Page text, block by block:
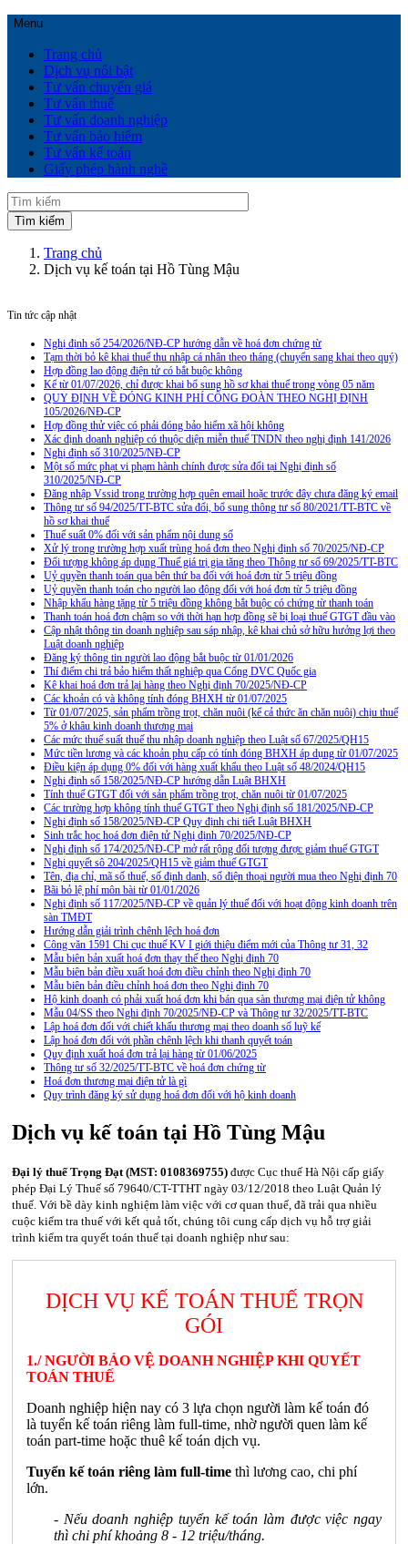
Menu
Trang chủ
Dịch vụ nổi bật
Tư vấn chuyển giá
Tư vấn thuế
Tư vấn doanh nghiệp
Tư vấn bảo hiểm
Tư vấn kế toán
Giấy phép hành nghề
Trang chủ
Dịch vụ kế toán tại Hồ Tùng Mậu
Tin tức cập nhật
Nghị định số 254/2026/NĐ-CP hướng dẫn về hoá đơn chứng từ
Tạm thời bỏ kê khai thuế thu nhập cá nhân theo tháng (chuyển sang khai theo quý)
Hợp đồng lao động điện tử có bắt buộc không
Kể từ 01/07/2026, chỉ được khai bổ sung hồ sơ khai thuế trong vòng 05 năm
QUY ĐỊNH VỀ ĐÓNG KINH PHÍ CÔNG ĐOÀN THEO NGHỊ ĐỊNH
105/2026/NĐ-CP
Hợp đồng thử việc có phải đóng bảo hiểm xã hội không
Xác định doanh nghiệp có thuộc diện miễn thuế TNDN theo nghị định 141/2026
Nghị định số 310/2025/NĐ-CP
Một số mức phạt vi phạm hành chính được sửa đổi tại Nghị định số
310/2025/NĐ-CP
Đăng nhập Vssid trong trường hợp quên email hoặc trước đây chưa đăng ký email
Thông tư số 94/2025/TT-BTC sửa đổi, bổ sung thông tư số 80/2021/TT-BTC về
hồ sơ khai thuế
Thuế suất 0% đối với sản phẩm nội dung số
Xử lý trong trường hợp xuất trùng hoá đơn theo Nghị định số 70/2025/NĐ-CP
Đối tượng không áp dụng Thuế giá trị gia tăng theo Thông tư số 69/2025/TT-BTC
Uỷ quyền thanh toán qua bên thứ ba đối với hoá đơn từ 5 triệu đồng
Uỷ quyền thanh toán cho người lao động đối với hoá đơn từ 5 triệu đồng
Nhập khẩu hàng tặng từ 5 triệu đồng không bắt buộc có chứng từ thanh toán
Thanh toán hoá đơn chậm so với thời hạn hợp đồng sẽ bị loại thuế GTGT đầu vào
Cập nhật thông tin doanh nghiệp sau sáp nhập, kê khai chủ sở hữu hưởng lợi theo
Luật doanh nghiệp
Đăng ký thông tin người lao động bắt buộc từ 01/01/2026
Thí điểm chi trả bảo hiểm thất nghiệp qua Cổng DVC Quốc gia
Kê khai hoá đơn trả lại hàng theo Nghị định 70/2025/NĐ-CP
Các khoản có và không tính đóng BHXH từ 01/07/2025
Từ 01/07/2025, sản phẩm trồng trọt, chăn nuôi (kể cả thức ăn chăn nuôi) chịu thuế
5% ở khâu kinh doanh thương mại
Các mức thuế suất thuế thu nhập doanh nghiệp theo Luật số 67/2025/QH15
Mức tiền lương và các khoản phụ cấp có tính đóng BHXH áp dụng từ 01/07/2025
Điều kiện áp dụng 0% đối với hàng xuất khẩu theo Luật số 48/2024/QH15
Nghị định số 158/2025/NĐ-CP hướng dẫn Luật BHXH
Tính thuế GTGT đối với sản phẩm trồng trọt, chăn nuôi từ 01/07/2025
Các trường hợp không tính thuế GTGT theo Nghị định số 181/2025/NĐ-CP
Nghị định số 158/2025/NĐ-CP Quy định chi tiết Luật BHXH
Sinh trắc học hoá đơn điện tử Nghị định 70/2025/NĐ-CP
Nghị định số 174/2025/NĐ-CP mở rất rộng đối tượng được giảm thuế GTGT
Nghị quyết sô 204/2025/QH15 về giảm thuế GTGT
Tên, địa chỉ, mã số thuế, số định danh, số điện thoại người mua theo Nghị định 70
Bãi bỏ lệ phí môn bài từ 01/01/2026
Nghị định số 117/2025/NĐ-CP về quản lý thuế đối với hoạt động kinh doanh trên
sàn TMĐT
Hướng dẫn giải trình chênh lệch hoá đơn
Công văn 1591 Chi cục thuế KV I giới thiệu điểm mới của Thông tư 31, 32
Mẫu biên bản xuất hoá đơn thay thế theo Nghị định 70
Mẫu biên bản điều xuất hoá đơn điều chỉnh theo Nghị định 70
Mẫu biên bản điều chỉnh hoá đơn theo Nghị định 70
Hộ kinh doanh có phải xuất hoá đơn khi bán qua sàn thương mại điện tử không
Mẫu 04/SS theo Nghi định 70/2025/NĐ-CP và Thông tư 32/2025/TT-BTC
Lập hoá đơn đối với chiết khấu thương mại theo doanh số luỹ kế
Lập hoá đơn đối với phần chênh lệch khi thanh quyết toán
Quy định xuất hoá đơn trả lại hàng từ 01/06/2025
Thông tư số 32/2025/TT-BTC về hoá đơn chứng từ
Hoá đơn thương mại điện tử là gì
Quy trình đăng ký sử dụng hoá đơn đối với hộ kinh doanh
Dịch vụ kế toán tại Hồ Tùng Mậu
Đại lý thuế Trọng Đạt (MST: 0108369755) được Cục thuế Hà Nội cấp giấy
phép Đại Lý Thuế số 79640/CT-TTHT ngày 03/12/2018 theo Luật Quản lý
thuế. Với bề dày kinh nghiệm làm việc với cơ quan thuế, đã trải qua nhiều
cuộc kiểm tra thuế với kết quả tốt, chúng tôi cung cấp dịch vụ hỗ trợ giải
trình kiểm tra quyết toán thuế tại doanh nghiệp như sau:
DỊCH VỤ KẾ TOÁN THUẾ TRỌN
GÓI
1./ NGƯỜI BẢO VỆ DOANH NGHIỆP KHI QUYẾT
TOÁN THUẾ
Doanh nghiệp hiện nay có 3 lựa chọn người làm kế toán đó
là tuyển kế toán riêng làm full-time, nhờ người quen làm kế
toán part-time hoặc thuê kế toán dịch vụ.
Tuyển kế toán riêng làm full-time thì lương cao, chi phí
lớn.
- Nếu doanh nghiệp tuyển kế toán làm được việc ngay
thì chi phí khoảng 8 - 12 triệu/tháng.